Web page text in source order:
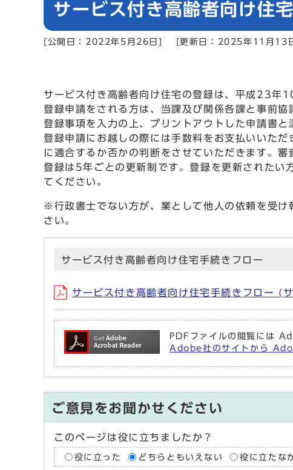
サービス付き高齢者向け住
[公開日：2022年5月26日] [更新日：2025年11月13
サービス付き高齢者向け住宅の登録は、平成23年
登録申請をされる方は、当課及び関係各課と事前協
登録事項を入力の上、プリントアウトした申請書
登録申請にお越しの際には手数料をお支払いいた
に適合するか否かの判断をさせていただきます。
登録は5年ごとの更新制です。登録を更新された
てください。
※行政書士でない方が、業として他人の依頼を受
さい。
サービス付き高齢者向け住宅手続きフロー
サービス付き高齢者向け住宅手続きフロー
PDFファイルの閲覧には
Adobe社のサイトから
ご意見をお聞かせください
このページは役に立ちましたか？
役に立った どちらともいえない 役に立たな